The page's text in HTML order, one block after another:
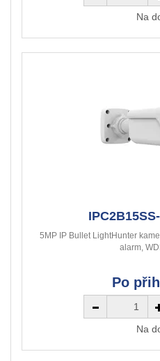
Na
5MP IP Bullet LightHunter
alarm,
Po
Na